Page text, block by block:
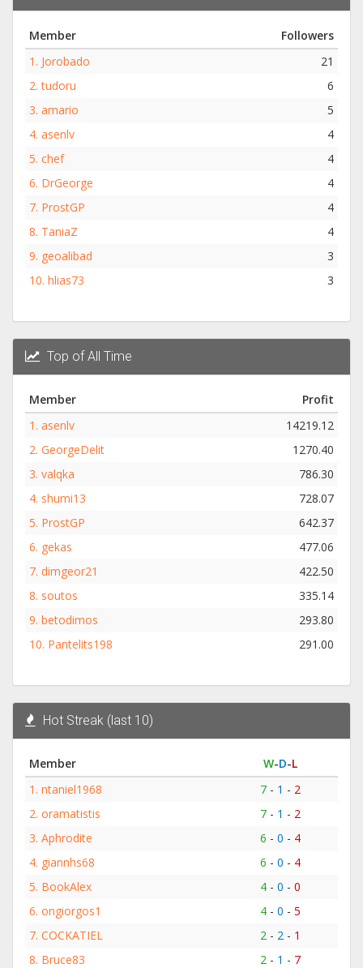
Member
Followers
1. Jorobado
21
2.tudoru
6
3. amario
5
4. asenlv
4
5. chef
4
6. DrGeorge
4
7. ProstGP
4
8. TaniaZ
4
9. geoalibad
3
10. hlias73 3
Top of All Time
Member
Profit
1. asenlv
14219.12
2. GeorgeDelit
1270.40
3. valqka
786.30
4. shumi13
728.07
5. ProstGP
642.37
6. gekas
477.06
7. dimgeor21
422.50
8. soutos
335.14
9. betodimos
293.80
10. Pantelits198 291.00
Hot Streak (last 10)
Member W-D-L
1. ntaniel1968 7- 1 - 2
2. oramatistis 7- 1 - 2
3. Aphrodite 6 - 0 - 4
4. giannhs68 6 - 0 - 4
5. BookAlex 4- 0 - 0
6. ongiorgos1 4- 0 - 5
7. COCKATIEL 2 - 2 - 1
8. Bruce83 2 - 1 - 7